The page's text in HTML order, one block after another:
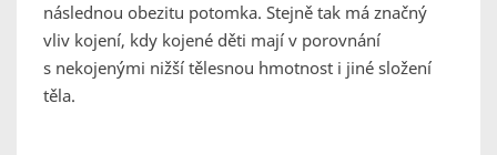
následnou obezitu potomka. Stejně tak má značný
vliv kojení, kdy kojené děti mají v porovnání
s nekojenými nižší tělesnou hmotnost i jiné složení
těla.